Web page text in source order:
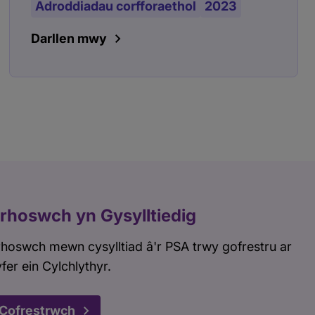
Adroddiadau corfforaethol 2023
Darllen mwy
yn Gysylltiedig
mewn cysylltiad â'r PSA trwy gofrestru ar
ein Cylchlythyr.